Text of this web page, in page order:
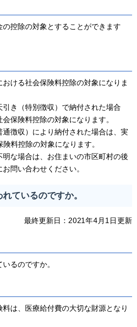
控除の対象とすることができます
ける社会保険料控除の対象になりま
き（特別徴収）で納付された場合
保険料控除の対象になります。
徴収）により納付された場合は、実
険料控除の対象になります。
な場合は、お住まいの市区町村の後
お問い合わせください。
ているのですか。
最終更新日： 2021年4 月1日更新
るのですか。
は、医療給付費の大切な財源となり